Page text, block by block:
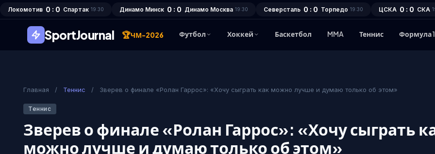
Локомотив 0 : 0 Спартак 19:30 Динамо Минск 0 : 0 Динамо Москва 19:30 Северсталь 0 : 0 Торпедо 19:30 ЦСКА 0 : 0 СКА
SportJournal 🏆ЧМ-2026 Футбол Хоккей Баскетбол MMA Теннис Формула 1
Главная / Теннис / Зверев о финале «Ролан Гаррос»: «Хочу сыграть как можно лучше и думаю только об этом»
Теннис
Зверев о финале «Ролан Гаррос»: «Хочу сыграть
можно лучше и думаю только об этом»